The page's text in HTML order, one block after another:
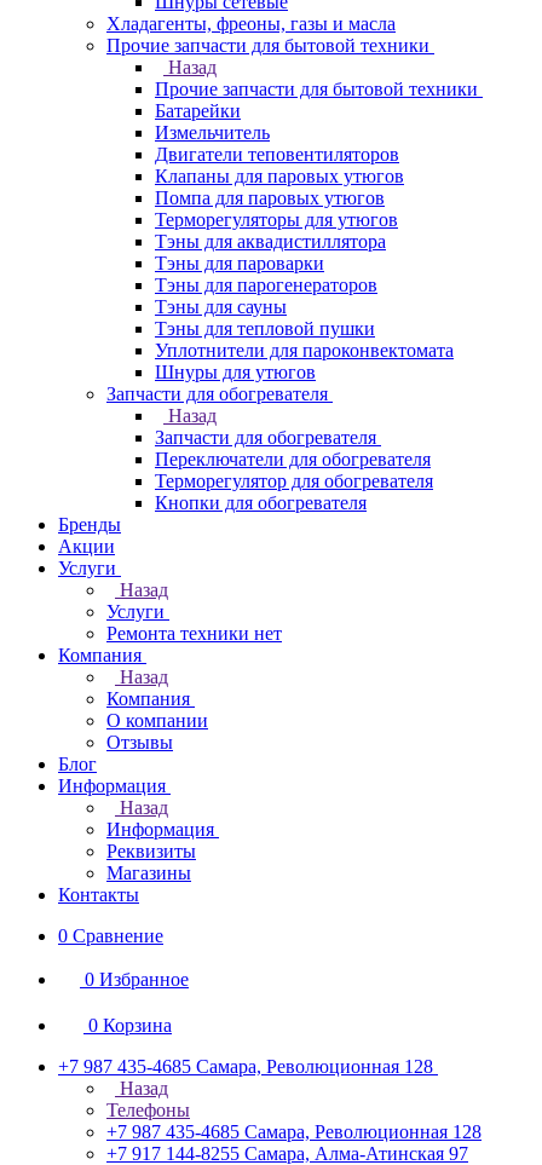
Хладагенты, фреоны, газы и масла
Прочие запчасти для бытовой техники
Назад
Прочие запчасти для бытовой техники
Батарейки
Измельчитель
Двигатели теповентиляторов
Клапаны для паровых утюгов
Помпа для паровых утюгов
Терморегуляторы для утюгов
Тэны для аквадистиллятора
Тэны для пароварки
Тэны для парогенераторов
Тэны для сауны
Тэны для тепловой пушки
Уплотнители для пароконвектомата
Шнуры для утюгов
Запчасти для обогревателя
Назад
Запчасти для обогревателя
Переключатели для обогревателя
Терморегулятор для обогревателя
Кнопки для обогревателя
Бренды
Акции
Услуги
Назад
Услуги
Ремонта техники нет
Компания
Назад
Компания
О компании
Отзывы
Блог
Информация
Назад
Информация
Реквизиты
Магазины
Контакты
0 Сравнение
0 Избранное
0 Корзина
+7 987 435-4685 Самара, Революционная 128
Назад
Телефоны
+7 987 435-4685 Самара, Революционная 128
+7 917 144-8255 Самара, Алма-Атинская 97